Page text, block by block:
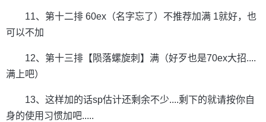
11、第十二排 60ex（名字忘了）不推荐加满 1就好，也
可以不加
12、第十三排【陨落螺旋刺】满（好歹也是70ex大招....
满上吧）
13、这样加的话sp估计还剩余不少....剩下的就请按你自
身的使用习惯加吧.....